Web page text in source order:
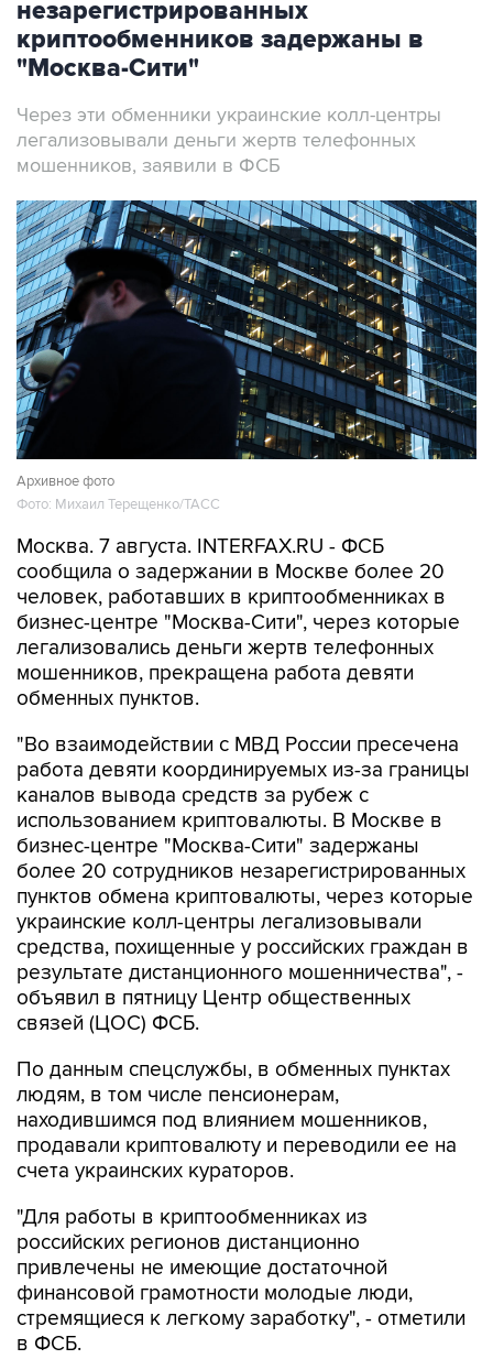
незарегистрированных
криптообменников задержаны в
"Москва-Сити"
Через эти обменники украинские колл-центры
легализовывали деньги жертв телефонных
мошенников, заявили в ФСБ
Архивное фото
Фото: Михаил Терещенко/ТАСС
Москва. 7 августа. INTERFAX.RU - ФСБ
сообщила о задержании в Москве более 20
человек, работавших в криптообменниках в
бизнес-центре "Москва-Сити", через которые
легализовались деньги жертв телефонных
мошенников, прекращена работа девяти
обменных пунктов.
"Во взаимодействии с МВД России пресечена
работа девяти координируемых из-за границы
каналов вывода средств за рубеж с
использованием криптовалюты. В Москве в
бизнес-центре "Москва-Сити" задержаны
более 20 сотрудников незарегистрированных
пунктов обмена криптовалюты, через которые
украинские колл-центры легализовывали
средства, похищенные у российских граждан в
результате дистанционного мошенничества", -
объявил в пятницу Центр общественных
связей (ЦОС) ФСБ.
По данным спецслужбы, в обменных пунктах
людям, в том числе пенсионерам,
находившимся под влиянием мошенников,
продавали криптовалюту и переводили ее на
счета украинских кураторов.
"Для работы в криптообменниках из
российских регионов дистанционно
привлечены не имеющие достаточной
финансовой грамотности молодые люди,
стремящиеся к легкому заработку", - отметили
в ФСБ.